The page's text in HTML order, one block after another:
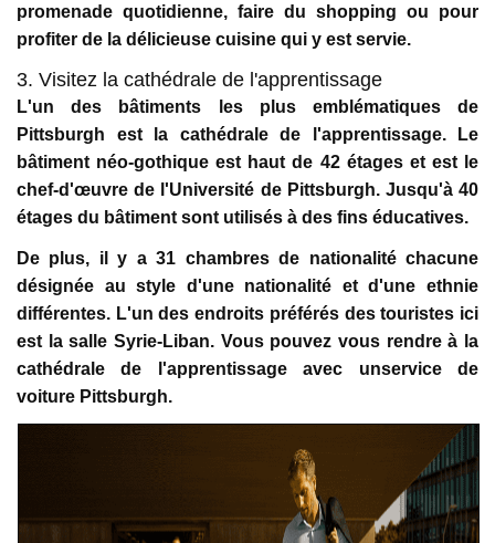
promenade quotidienne, faire du shopping ou pour
profiter de la délicieuse cuisine qui y est servie.
3. Visitez la cathédrale de l'apprentissage
L'un des bâtiments les plus emblématiques de
Pittsburgh est la cathédrale de l'apprentissage. Le
bâtiment néo-gothique est haut de 42 étages et est le
chef-d'œuvre de l'Université de Pittsburgh. Jusqu'à 40
étages du bâtiment sont utilisés à des fins éducatives.
De plus, il y a 31 chambres de nationalité chacune
désignée au style d'une nationalité et d'une ethnie
différentes. L'un des endroits préférés des touristes ici
est la salle Syrie-Liban. Vous pouvez vous rendre à la
cathédrale de l'apprentissage avec unservice de
voiture Pittsburgh.